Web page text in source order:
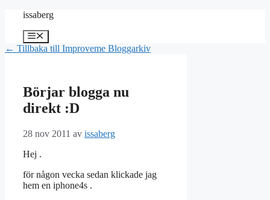
Hoppa
innehåll
issaberg
Meny
← Tillbaka till Improveme Bloggarkiv
Börjar blogga nu
direkt :D
28 nov 2011 av issaberg
Hej .
för någon vecka sedan klickade jag
hem en iphone4s .